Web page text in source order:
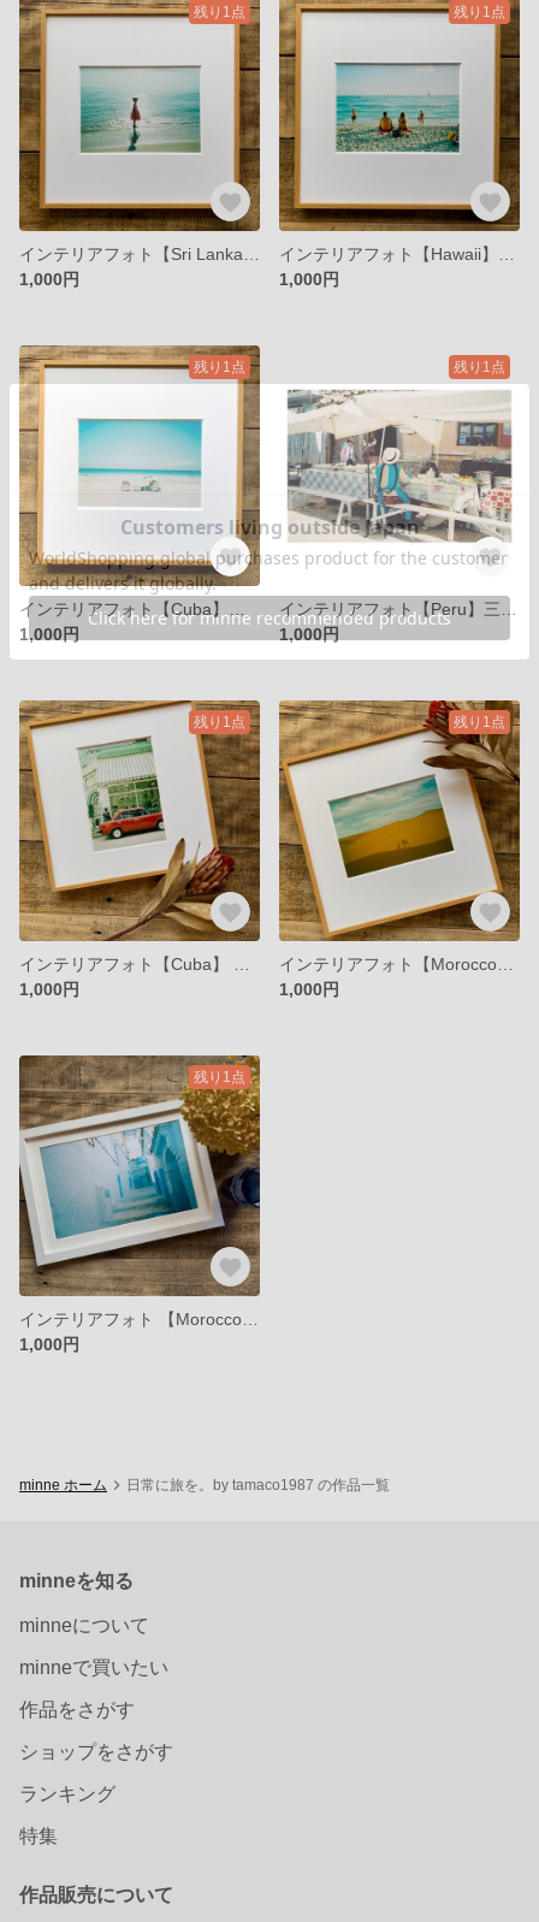
残り1点
1,000円
残り1点
1,000円
残り1点
1,000円
残り1点
1,000円
残り1点
1,000円
残り1点
1,000円
残り1点
1,000円
minne ホーム 日常に旅を。by tamaco1987 の作品一覧
minneを知る
minneについて
minneで買いたい
作品をさがす
ショップをさがす
ランキング
特集
作品販売について